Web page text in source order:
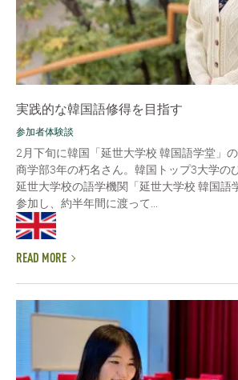
実践的な韓国語修得を目指す
参加者体験談
2月下旬に韓国「延世大学校 韓国語学堂」
商学部3年の朽名さん。韓国トップ3大学の
延世大学校の語学機関「延世大学校 韓国語
参加し、約半年間に渡って...
READ MORE